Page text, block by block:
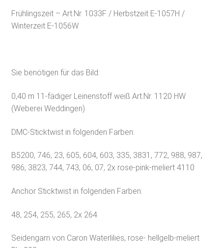
Frühlingszeit – Art.Nr. 1033F / Herbstzeit E-1057H /
Winterzeit E-1056W
Sie benötigen für das Bild:
0,40 m 11-fädiger Leinenstoff weiß Art.Nr. 1120 HW
(Weberei Weddingen)
DMC-Sticktwist in folgenden Farben:
B5200, 746, 23, 605, 604, 603, 335, 3831, 772, 988, 987,
986, 3823, 744, 743, 06, 07, 2x rose-pink-meliert 4110
Anchor Sticktwist in folgenden Farben:
48, 254, 255, 265, 2x 264
Seidengarn von Caron Waterlilies, rose- hellgelb-meliert